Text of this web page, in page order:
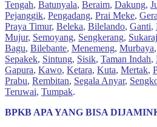
Tengah, Batunyala, Beraim, Dakung,
Pejanggik, Pengadang, Prai Meke,
Praya Timur, Beleka, Bilelando, Ganti,
Mujur, Semoyang, Sengkerang,
Bagu, Bilebante, Menemeng, Murbaya,
Sepakek, Sintung, Sisik, Taman Indah,
Gapura, Kawo, Ketara, Kuta, Mertak,
Prabu, Rembitan, Segala Anyar,
Teruwai, Tumpak.
BPKB APA YANG BISA